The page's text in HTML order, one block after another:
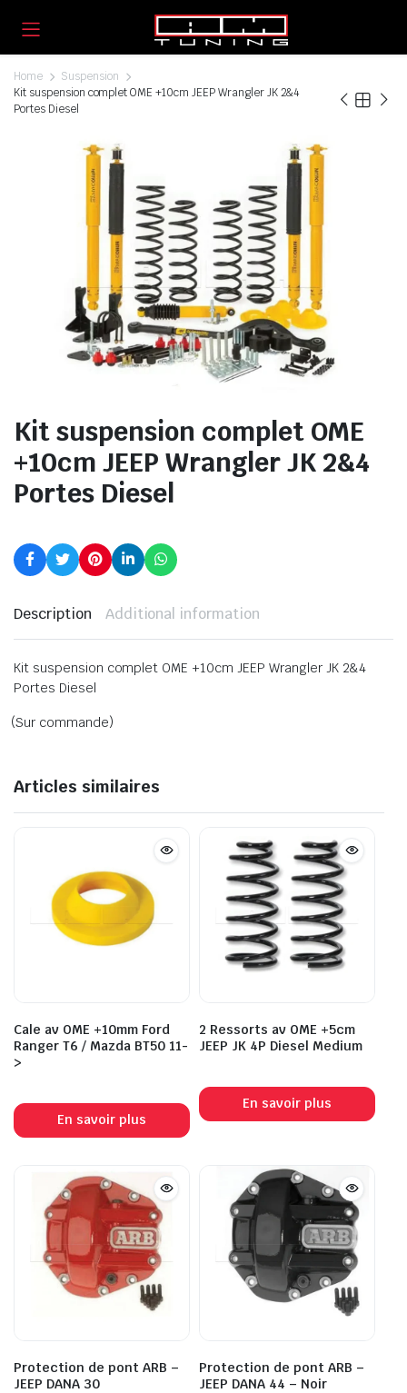
Home
Suspension
Kit suspension complet OME +10cm JEEP Wrangler JK 2&4
Portes Diesel
Kit suspension complet OME
+10cm JEEP Wrangler JK 2&4
Portes Diesel
Description Additional information
Kit suspension complet OME +10cm JEEP Wrangler JK 2&4
Portes Diesel
(Sur commande)
Articles similaires
Cale av OME +10mm Ford
Ranger T6 / Mazda BT50 11-
>
En savoir plus
2 Ressorts av OME +5cm
JEEP JK 4P Diesel Medium
En savoir plus
Protection de pont ARB –
JEEP DANA 30
Protection de pont ARB –
JEEP DANA 44 – Noir